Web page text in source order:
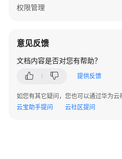
用
参
考
品
术
权限管理
意见反馈
文档内容是否对您有帮助？
提供反馈
如您有其它疑问，您也可以通过华为
云宝助手提问
云社区提问